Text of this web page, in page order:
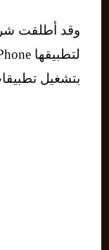
وقد أطلقت
بتشغيل